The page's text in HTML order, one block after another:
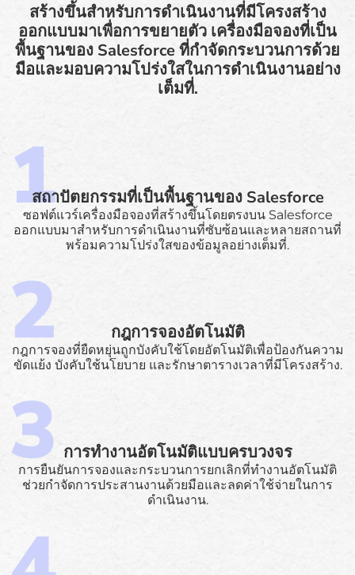
สร้างขึ้นสำหรับการดำเนินงานที่มีโครงสร้าง
ออกแบบมาเพื่อการขยายตัว เครื่องมือจองที่เป็น
พื้นฐานของ Salesforce ที่กำจัดกระบวนการด้วย
มือและมอบความโปร่งใสในการดำเนินงานอย่าง
เต็มที่.
สถาปัตยกรรมที่เป็นพื้นฐานของ Salesforce
ซอฟต์แวร์เครื่องมือจองที่สร้างขึ้นโดยตรงบน Salesforce
ออกแบบมาสำหรับการดำเนินงานที่ซับซ้อนและหลายสถานที่
พร้อมความโปร่งใสของข้อมูลอย่างเต็มที่.
กฎการจองอัตโนมัติ
กฎการจองที่ยืดหยุ่นถูกบังคับใช้โดยอัตโนมัติเพื่อป้องกันความ
ขัดแย้ง บังคับใช้นโยบาย และรักษาตารางเวลาที่มีโครงสร้าง.
การทำงานอัตโนมัติแบบครบวงจร
การยืนยันการจองและกระบวนการยกเลิกที่ทำงานอัตโนมัติ
ช่วยกำจัดการประสานงานด้วยมือและลดค่าใช้จ่ายในการ
ดำเนินงาน.